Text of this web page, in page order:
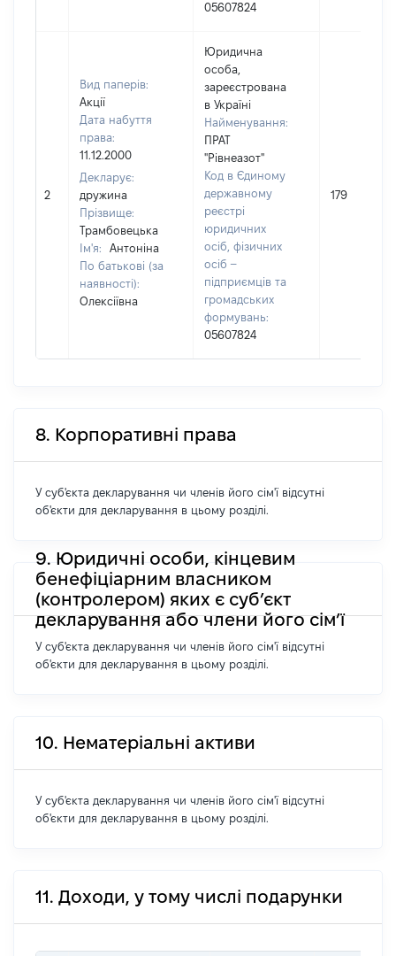
05607824
2
Вид паперів:
Акції
Дата набуття
права:
11.12.2000
Декларує:
дружина
Прізвище:
Трамбовецька
Ім'я:
Антоніна
По батькові (за
наявності):
Олексіївна
Юридична
особа,
зареєстрована
в Україні
Найменування:
ПРАТ
"Рівнеазот"
Код в Єдиному
державному
реєстрі
юридичних
осіб, фізичних
осіб –
підприємців та
громадських
формувань:
05607824
179
8. Корпоративні права
У суб'єкта декларування чи членів його сім'ї відсутні
об'єкти для декларування в цьому розділі.
9. Юридичні особи, кінцевим
бенефіціарним власником
(контролером) яких є суб’єкт
декларування або члени його сім’ї
У суб'єкта декларування чи членів його сім'ї відсутні
об'єкти для декларування в цьому розділі.
10. Нематеріальні активи
У суб'єкта декларування чи членів його сім'ї відсутні
об'єкти для декларування в цьому розділі.
11. Доходи, у тому числі подарунки